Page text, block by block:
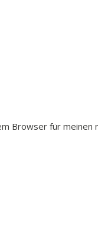
Browser für meinen